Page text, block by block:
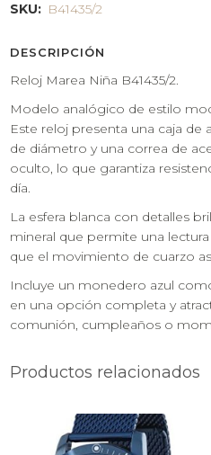
SKU: B41435/2
DESCRIPCIÓN
Reloj Marea Niña B41435/2.
Modelo analógico de estilo
Este reloj presenta una caja
de diámetro y una correa de
oculto, lo que garantiza
día.
La esfera blanca con detalles
mineral que permite una
que el movimiento de cuarzo
Incluye un monedero azul
en una opción completa y
comunión, cumpleaños o
Productos relacionados